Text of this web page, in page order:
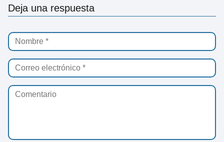
Deja una respuesta